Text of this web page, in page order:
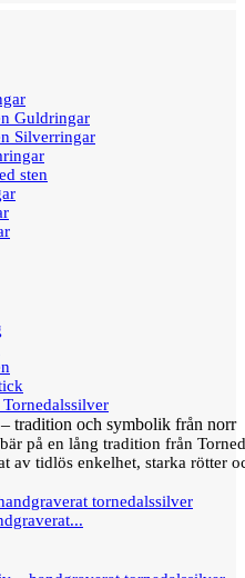
Guldringar
Silverringar
sten
tradition och symbolik från norr
på en lång tradition från
av tidlös enkelhet, starka rötter